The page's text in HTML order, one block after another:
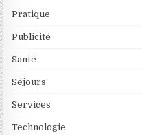
Pratique
Publicité
Santé
Séjours
Services
Technologie